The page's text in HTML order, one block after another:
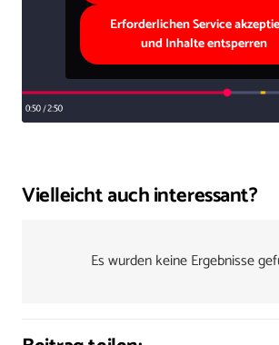
Erforderlichen Service
und Inhalte entsperren
Vielleicht auch interessant?
Es wurden keine Ergebnisse